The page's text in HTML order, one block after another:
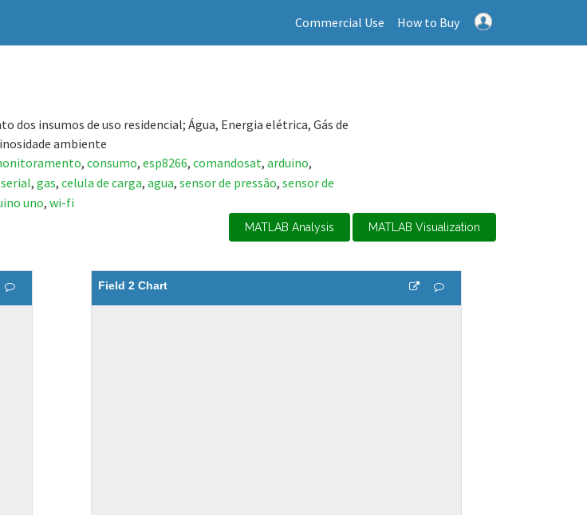
Commercial Use How to Buy
dos insumos de uso residencial; Água, Energia elétrica, Gás de
ambiente
, consumo, esp8266, comandosat, arduino,
, gas, celula de carga, agua, sensor de pressão, sensor de
uno, wi-fi
MATLAB Analysis MATLAB Visualization
Field 2 Chart